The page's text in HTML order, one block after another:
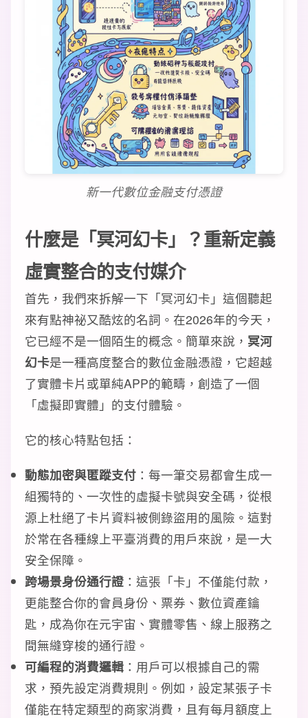
新一代數位金融支付憑證
什麼是「冥河幻卡」？重新定義
虛實整合的支付媒介
首先，我們來拆解一下「冥河幻卡」這個聽起
來有點神祕又酷炫的名詞。在2026年的今天，
它已經不是一個陌生的概念。簡單來說， 冥河
幻卡是一種高度整合的數位金融憑證，它超越
了實體卡片或單純APP的範疇，創造了一個
「虛擬即實體」的支付體驗。
它的核心特點包括：
動態加密與匿蹤支付 ：每一筆交易都會生成一
組獨特的、一次性的虛擬卡號與安全碼，從根
源上杜絕了卡片資料被側錄盜用的風險。這對
於常在各種線上平臺消費的用戶來說，是一大
安全保障。
跨場景身份通行證 ：這張「卡」不僅能付款，
更能整合你的會員身份、票券、數位資產鑰
匙，成為你在元宇宙、實體零售、線上服務之
間無縫穿梭的通行證。
可編程的消費邏輯 ：用戶可以根據自己的需
求，預先設定消費規則。例如，設定某張子卡
僅能在特定類型的商家消費，且有每月額度上